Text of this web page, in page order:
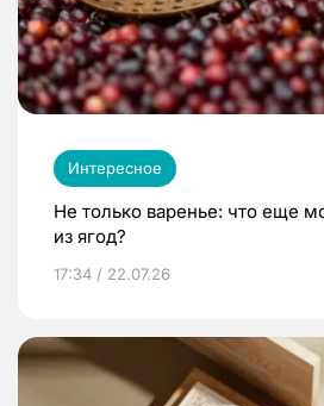
Интересное
Не только варенье: что еще
из ягод?
17:34 / 22.07.26